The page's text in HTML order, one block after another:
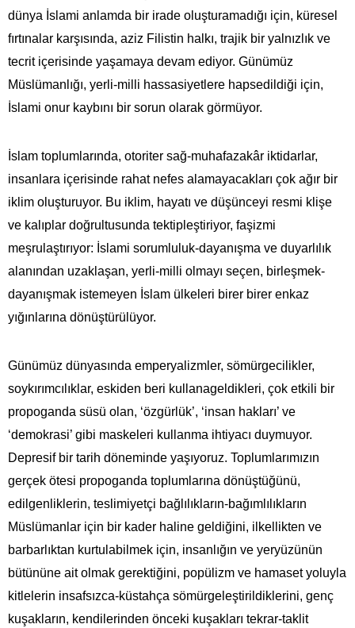
dünya İslami anlamda bir irade oluşturamadığı için, küresel
fırtınalar karşısında, aziz Filistin halkı, trajik bir yalnızlık ve
tecrit içerisinde yaşamaya devam ediyor. Günümüz
Müslümanlığı, yerli-milli hassasiyetlere hapsedildiği için,
İslami onur kaybını bir sorun olarak görmüyor.
İslam toplumlarında, otoriter sağ-muhafazakâr iktidarlar,
insanlara içerisinde rahat nefes alamayacakları çok ağır bir
iklim oluşturuyor. Bu iklim, hayatı ve düşünceyi resmi klişe
ve kalıplar doğrultusunda tektipleştiriyor, faşizmi
meşrulaştırıyor: İslami sorumluluk-dayanışma ve duyarlılık
alanından uzaklaşan, yerli-milli olmayı seçen, birleşmek-
dayanışmak istemeyen İslam ülkeleri birer birer enkaz
yığınlarına dönüştürülüyor.
Günümüz dünyasında emperyalizmler, sömürgecilikler,
soykırımcılıklar, eskiden beri kullanageldikleri, çok etkili bir
propoganda süsü olan, ‘özgürlük’, ‘insan hakları’ ve
‘demokrasi’ gibi maskeleri kullanma ihtiyacı duymuyor.
Depresif bir tarih döneminde yaşıyoruz. Toplumlarımızın
gerçek ötesi propoganda toplumlarına dönüştüğünü,
edilgenliklerin, teslimiyetçi bağlılıkların-bağımlılıkların
Müslümanlar için bir kader haline geldiğini, ilkellikten ve
barbarlıktan kurtulabilmek için, insanlığın ve yeryüzünün
bütününe ait olmak gerektiğini, popülizm ve hamaset yoluyla
kitlelerin insafsızca-küstahça sömürgeleştirildiklerini, genç
kuşakların, kendilerinden önceki kuşakları tekrar-taklit